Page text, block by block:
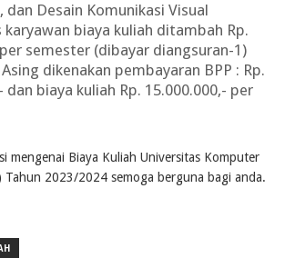
dan Desain Komunikasi Visual
karyawan biaya kuliah ditambah Rp.
semester (dibayar diangsuran-1)
dikenakan pembayaran BPP : Rp.
dan biaya kuliah Rp. 15.000.000,- per
mengenai Biaya Kuliah Universitas Komputer
Tahun 2023/2024 semoga berguna bagi anda.